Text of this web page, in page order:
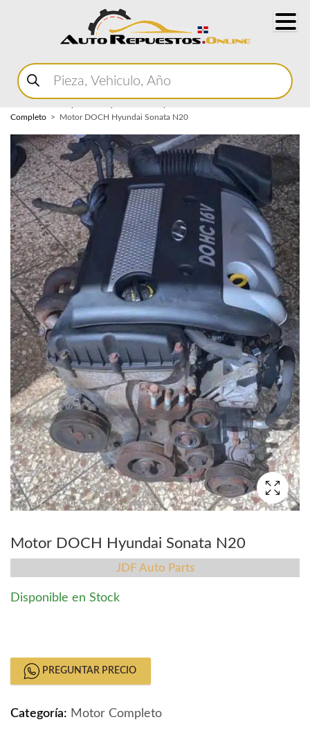
Buscar
productos
Completo
Motor DOCH Hyundai Sonata N20
Motor DOCH Hyundai Sonata N20
JDF Auto Parts
Disponible en Stock
PREGUNTAR PRECIO
Categoría: Motor Completo